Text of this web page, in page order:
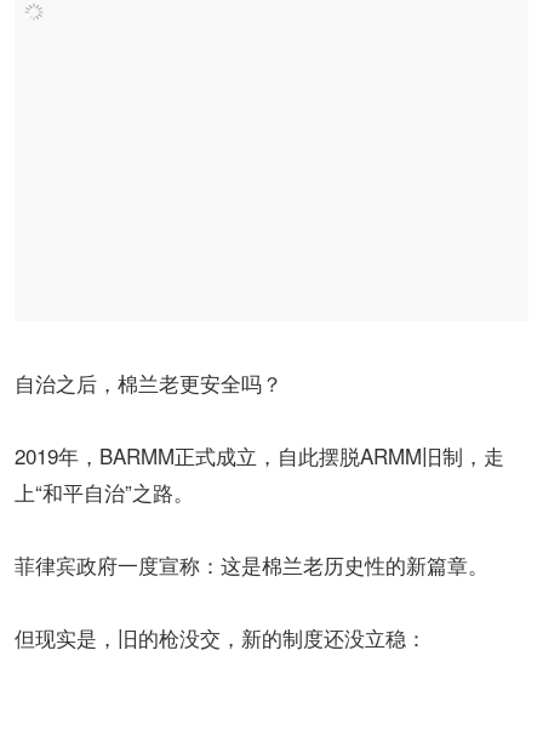
自治之后，棉兰老更安全吗？
2019年，BARMM正式成立，自此摆脱ARMM旧制，走
上“和平自治”之路。
菲律宾政府一度宣称：这是棉兰老历史性的新篇章。
但现实是，旧的枪没交，新的制度还没立稳：